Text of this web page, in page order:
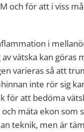
och för att i viss
i
vätska kan göras
varieras så att
inte rör sig
för att bedöma
mäta ekon som
teknik, men är